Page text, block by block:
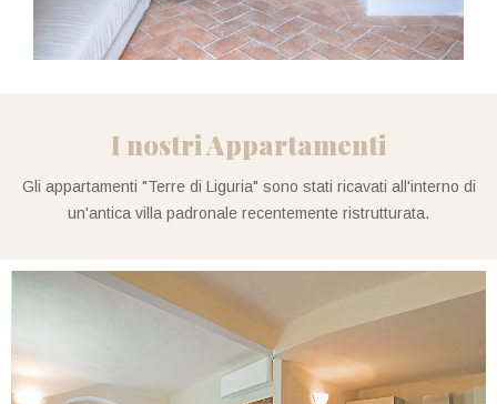
I nostri Appartamenti
Gli appartamenti "Terre di Liguria" sono stati ricavati all'interno di
un'antica villa padronale recentemente ristrutturata.